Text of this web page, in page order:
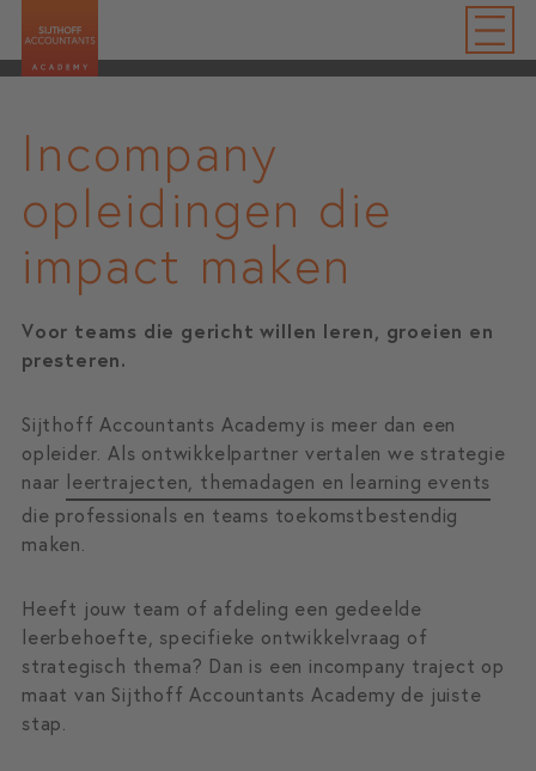
Incompany
opleidingen die
impact maken
Voor teams die gericht willen leren, groeien en
presteren.
Sijthoff Accountants Academy is meer dan een
opleider. Als ontwikkelpartner vertalen we strategie
naar leertrajecten, themadagen en learning events
die professionals en teams toekomstbestendig
maken.
Heeft jouw team of afdeling een gedeelde
leerbehoefte, specifieke ontwikkelvraag of
strategisch thema? Dan is een incompany traject op
maat van Sijthoff Accountants Academy de juiste
stap.